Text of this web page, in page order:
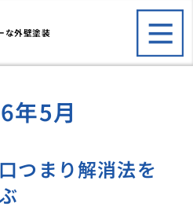
な外壁塗装
年5月
つまり解消法を